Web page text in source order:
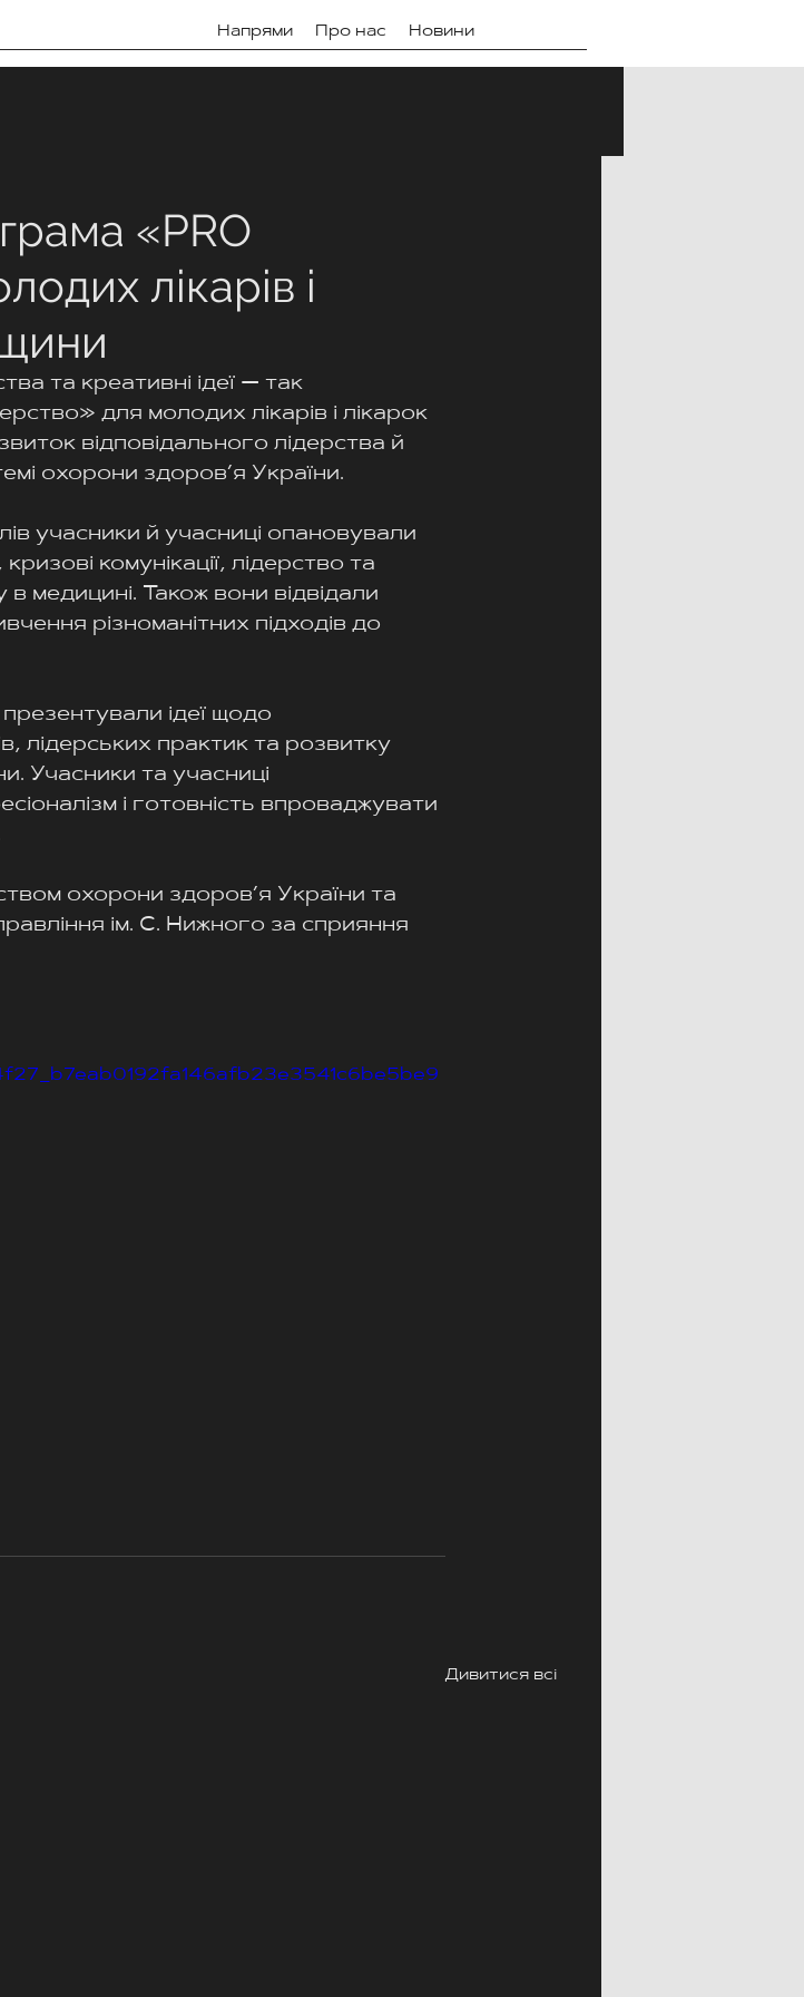
Напрями Про нас Новини
«PRO
лікарів і
та креативні ідеї — так
для молодих лікарів і лікарок
відповідального лідерства й
охорони здоров’я України.
учасники й учасниці опановували
комунікації, лідерство та
медицині. Також вони відвідали
різноманітних підходів до
презентували ідеї щодо
лідерських практик та розвитку
Учасники та учасниці
і готовність впроваджувати
охорони здоров’я України та
ім. С. Нижного за сприяння
Дивитися всі